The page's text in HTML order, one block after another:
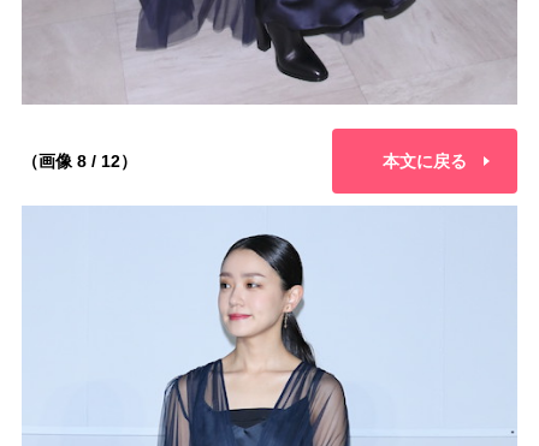
（画像 8 / 12） 本文に戻る